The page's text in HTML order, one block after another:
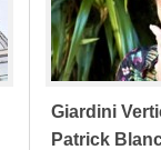
Giardini
Patrick